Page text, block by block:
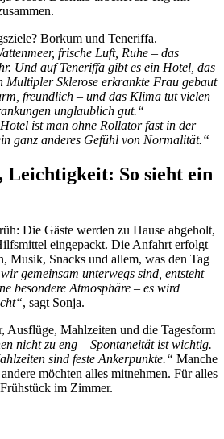
Borkum und Teneriffa.
frische Luft, Ruhe – das
Und auf Teneriffa gibt es ein Hotel, das
Multipler Sklerose erkrankte Frau gebaut
freundlich – und das Klima tut vielen
unglaublich gut.“
ist man ohne Rollator fast in der
ganz anderes Gefühl von Normalität.“
Leichtigkeit: So sieht ein
Die Gäste werden zu Hause abgeholt,
eingepackt. Die Anfahrt erfolgt
Musik, Snacks und allem, was den Tag
wir gemeinsam unterwegs sind, entsteht
besondere Atmosphäre – es wird
, sagt Sonja.
Ausflüge, Mahlzeiten und die Tagesform
nicht zu eng – Spontaneität ist wichtig.
sind feste Ankerpunkte.“ Manche
möchten alles mitnehmen. Für alles
im Zimmer.